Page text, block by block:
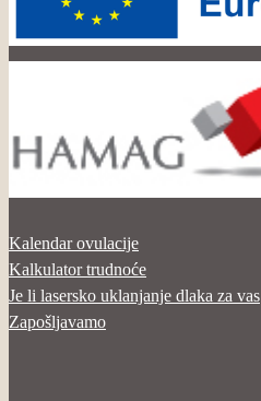
Kalendar ovulacije
Kalkulator trudnoće
Je li lasersko uklanjanje dlaka za vas
Zapošljavamo